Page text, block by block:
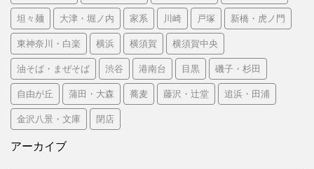
坦々麺 大津・堀ノ内 家系 川崎 戸塚 新橋・虎ノ門
東神奈川・白楽 横浜 横須賀 横須賀中央
油そば・まぜそば 渋谷 港南台 目黒 磯子・杉田
自由が丘 蒲田・大森 蕎麦 藤沢・辻堂 追浜・田浦
金沢八景・文庫 閉店
アーカイブ